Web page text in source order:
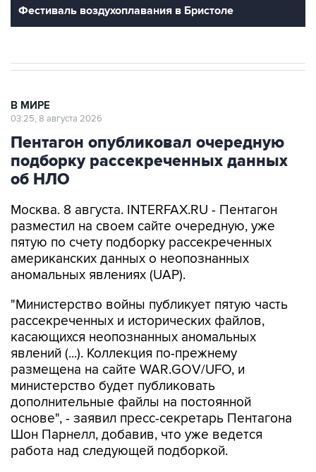
Фестиваль воздухоплавания в Бристоле
В МИРЕ
03:25, 8 августа 2026
Пентагон опубликовал очередную
подборку рассекреченных данных
об НЛО
Москва. 8 августа. INTERFAX.RU - Пентагон
разместил на своем сайте очередную, уже
пятую по счету подборку рассекреченных
американских данных о неопознанных
аномальных явлениях (UAP).
"Министерство войны публикует пятую часть
рассекреченных и исторических файлов,
касающихся неопознанных аномальных
явлений (...). Коллекция по-прежнему
размещена на сайте WAR.GOV/UFO, и
министерство будет публиковать
дополнительные файлы на постоянной
основе", - заявил пресс-секретарь Пентагона
Шон Парнелл, добавив, что уже ведется
работа над следующей подборкой.